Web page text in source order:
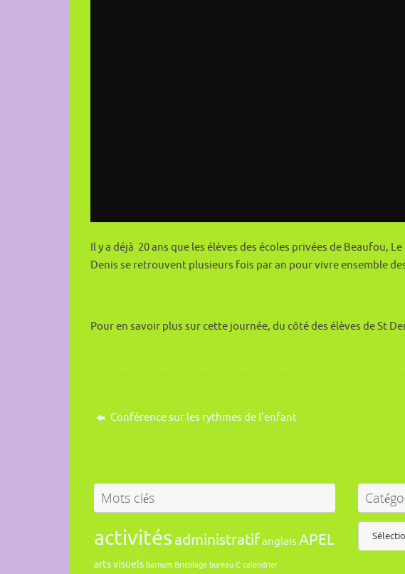
Il y a déjà 20 ans que les élèves des écoles privées de Beaufou,
Denis se retrouvent plusieurs fois par an pour vivre ensemble
Pour en savoir plus sur cette journée, du côté des élèves de St
Conférence sur les rythmes de l’enfant
Mots clés
activitésadministratifanglais APEL
arts visuels barnum Bricolage bureau C calendrier
Catégories